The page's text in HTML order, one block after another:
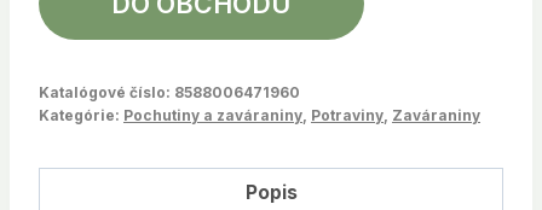
Katalógové číslo: 8588006471960
Kategórie: Pochutiny a zaváraniny, Potraviny, Zaváraniny
Popis